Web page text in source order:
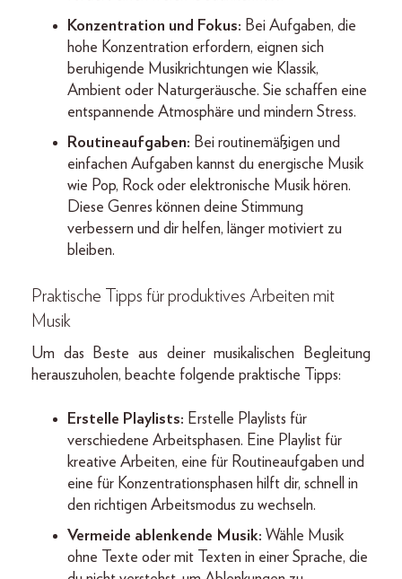
Konzentration und Fokus: Bei Aufgaben, die
hohe Konzentration erfordern, eignen sich
beruhigende Musikrichtungen wie Klassik,
Ambient oder Naturgeräusche. Sie schaffen eine
entspannende Atmosphäre und mindern Stress.
Routineaufgaben: Bei routinemäßigen und
einfachen Aufgaben kannst du energische Musik
wie Pop, Rock oder elektronische Musik hören.
Diese Genres können deine Stimmung
verbessern und dir helfen, länger motiviert zu
bleiben.
Praktische Tipps für produktives Arbeiten mit
Musik
Um das Beste aus deiner musikalischen Begleitung
herauszuholen, beachte folgende praktische Tipps:
Erstelle Playlists: Erstelle Playlists für
verschiedene Arbeitsphasen. Eine Playlist für
kreative Arbeiten, eine für Routineaufgaben und
eine für Konzentrationsphasen hilft dir, schnell in
den richtigen Arbeitsmodus zu wechseln.
Vermeide ablenkende Musik: Wähle Musik
ohne Texte oder mit Texten in einer Sprache, die